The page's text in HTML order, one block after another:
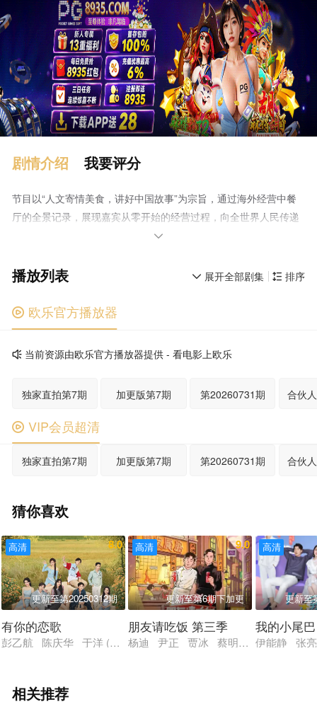
剧情介绍 我要评分
节目以“人文寄情美食，讲好中国故事”为宗旨，通过海外经营中餐
厅的全景记录，展现嘉宾从零开始的经营过程，向全世界人民传递

 排序
 展开全部剧集
播放列表
 欧乐官方播放器
当前资源由欧乐官方播放器提供 - 看电影上欧乐
独家直拍第7期 加更版第7期 第20260731期
 VIP会员超清
独家直拍第7期 加更版第7期 第20260731期
猜你喜欢
高清 8.0
更新至第20250312期
有你的恋歌
彭乙航 陈庆华 于洋 (创造营2021) 张楚涵 (2001-07-04) 张行
高清 9.0
更新至第6期下加更
朋友请吃饭 第三季
杨迪 尹正 贾冰 蔡明 代露娃 付辛
高清
更新至
我的小尾巴
伊能静 张
相关推荐